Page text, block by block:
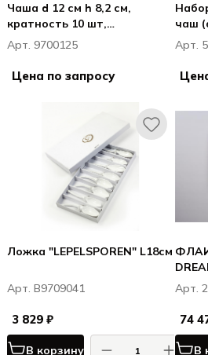
Чаша d 12 см h 8,2 см,
кратность 10 шт,
STREETFOOD
Арт. 9700125
Цена по запросу
чаш
6
Арт.
Ложка "LEPELSPOREN" L18см
Арт. B9709041
3 829 ₽
В корзину
на
шт.,
см -
Арт.
74
В